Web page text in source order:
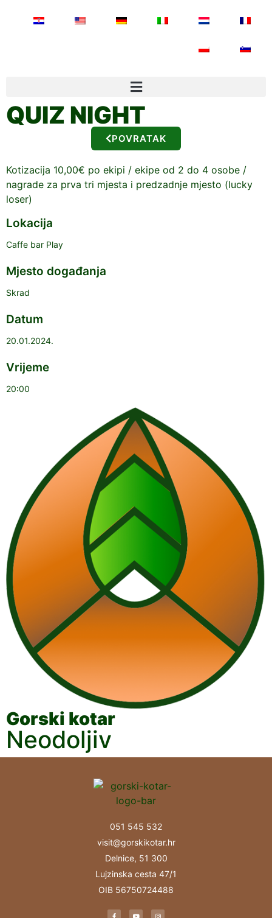
QUIZ NIGHT
POVRATAK
Kotizacija 10,00€ po ekipi / ekipe od 2 do 4 osobe /
nagrade za prva tri mjesta i predzadnje mjesto (lucky
loser)
Lokacija
Caffe bar Play
Mjesto događanja
Skrad
Datum
20.01.2024.
Vrijeme
20:00
Gorski kotar
Neodoljiv
051 545 532
visit@gorskikotar.hr
Delnice, 51 300
Lujzinska cesta 47/1
OIB 56750724488